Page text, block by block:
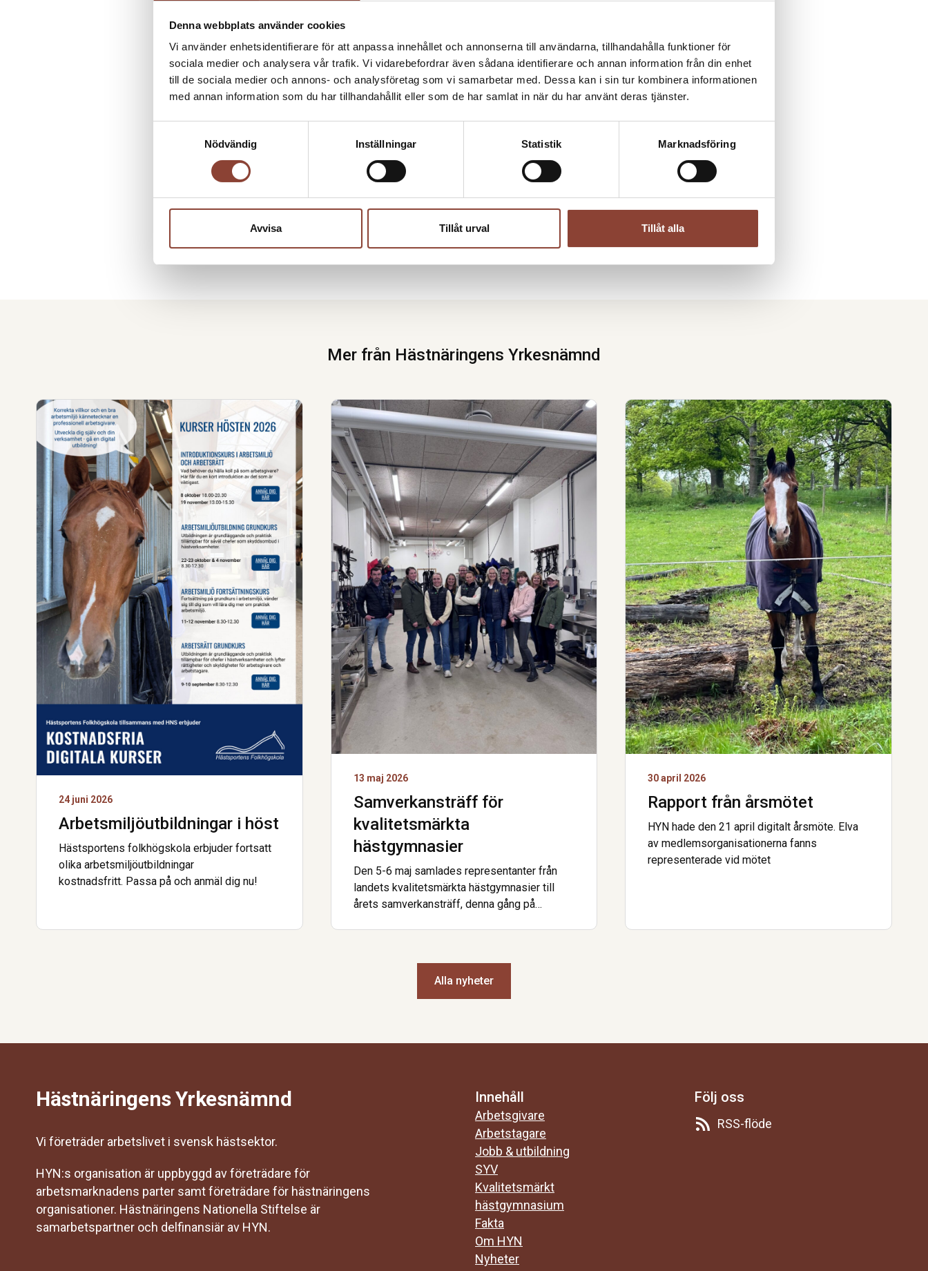
Denna webbplats använder cookies
Vi använder enhetsidentifierare för att anpassa innehållet och annonserna till användarna, tillhandahålla funktioner för
sociala medier och analysera vår trafik. Vi vidarebefordrar även sådana identifierare och annan information från din enhet
till de sociala medier och annons- och analysföretag som vi samarbetar med. Dessa kan i sin tur kombinera informationen
med annan information som du har tillhandahållit eller som de har samlat in när du har använt deras tjänster.
Nödvändig
Inställningar Statistik Marknadsföring
Avvisa Tillåt urval Tillåt alla
Arbetsmarknadsansvarig Hästnäringens
Nationella Stiftelse
070-527 20 18
Maria Karlsson
070-660 24 74
Mer från Hästnäringens Yrkesnämnd
24 juni 2026
Arbetsmiljö­utbildningar i höst
Hästsportens folkhögskola erbjuder fortsatt
olika arbetsmiljöutbildningar
kostnadsfritt. Passa på och anmäl dig nu!
13 maj 2026
Samverkansträff för
kvalitetsmärkta
hästgymnasier
Den 5-6 maj samlades representanter från
landets kvalitetsmärkta hästgymnasier till
årets samverkansträff, denna gång på
30 april 2026
Rapport från årsmötet
HYN hade den 21 april digitalt årsmöte. Elva
av medlemsorganisationerna fanns
representerade vid mötet
Alla nyheter
Hästnäringens Yrkesnämnd
Vi företräder arbetslivet i svensk hästsektor.
HYN:s organisation är uppbyggd av företrädare för
arbetsmarknadens parter samt företrädare för hästnäringens
organisationer. Hästnäringens Nationella Stiftelse är
samarbetspartner och delfinansiär av HYN.
Innehåll
Arbetsgivare
Arbetstagare
Jobb & utbildning
SYV
Kvalitetsmärkt
hästgymnasium
Fakta
Om HYN
Nyheter
Följ oss
RSS-flöde